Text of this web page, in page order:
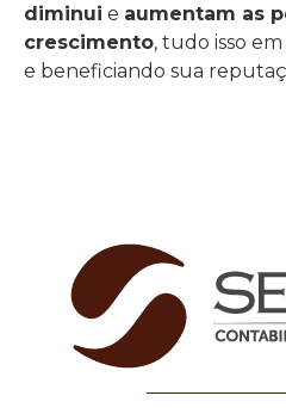
diminui e aumentam as
crescimento, tudo isso
e beneficiando sua